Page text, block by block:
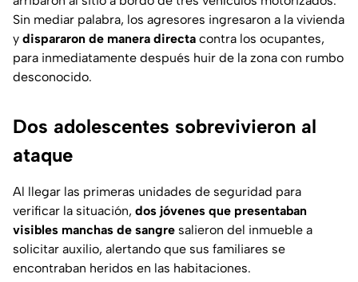
Sin mediar palabra, los agresores ingresaron a la vivienda
y dispararon de manera directa contra los ocupantes,
para inmediatamente después huir de la zona con rumbo
desconocido.
Dos adolescentes sobrevivieron al
ataque
Al llegar las primeras unidades de seguridad para
verificar la situación, dos jóvenes que presentaban
visibles manchas de sangre salieron del inmueble a
solicitar auxilio, alertando que sus familiares se
encontraban heridos en las habitaciones.